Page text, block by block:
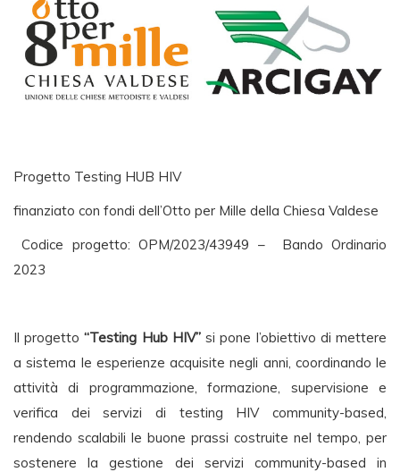
Progetto Testing HUB HIV
finanziato con fondi dell’Otto per Mille della Chiesa Valdese
Codice progetto: OPM/2023/43949 – Bando Ordinario
2023
Il progetto“Testing Hub HIV”si pone l’obiettivo di mettere
a sistema le esperienze acquisite negli anni, coordinando le
attività di programmazione, formazione, supervisione e
verifica dei servizi di testing HIV community-based,
rendendo scalabili le buone prassi costruite nel tempo, per
sostenere la gestione dei servizi community-based in